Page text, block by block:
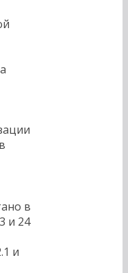
в
и 24
и